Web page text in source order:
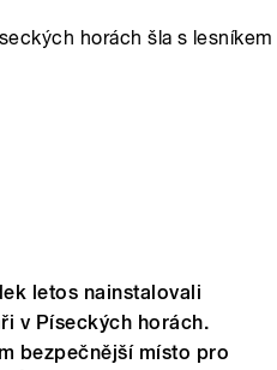
horách šla s lesníkem
letos nainstalovali
v Píseckých horách.
bezpečnější místo pro